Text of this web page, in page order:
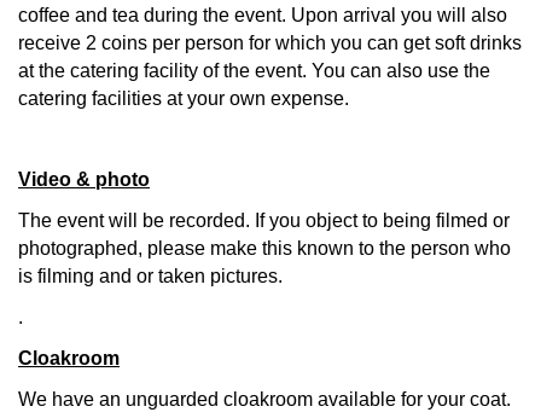
coffee and tea during the event. Upon arrival you will also
receive 2 coins per person for which you can get soft drinks
at the catering facility of the event. You can also use the
catering facilities at your own expense.
Video & photo
The event will be recorded. If you object to being filmed or
photographed, please make this known to the person who
is filming and or taken pictures.
.
Cloakroom
We have an unguarded cloakroom available for your coat.